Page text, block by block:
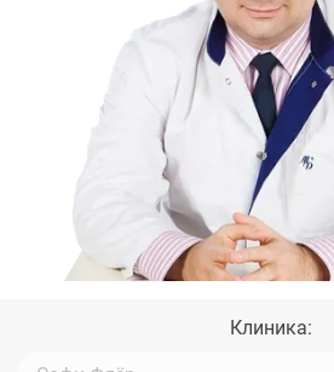
Клиника: